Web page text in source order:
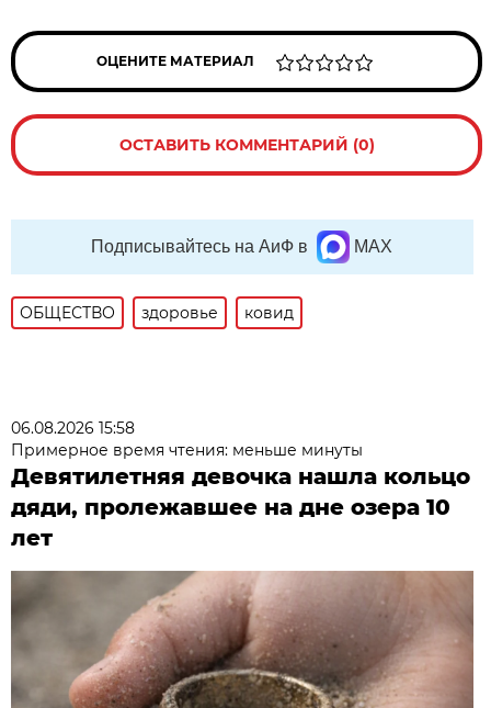
ОЦЕНИТЕ МАТЕРИАЛ
ОСТАВИТЬ КОММЕНТАРИЙ (0)
Подписывайтесь на АиФ в MAX
ОБЩЕСТВО здоровье ковид
06.08.2026 15:58
Примерное время чтения: меньше минуты
Девятилетняя девочка нашла кольцо
дяди, пролежавшее на дне озера 10
лет